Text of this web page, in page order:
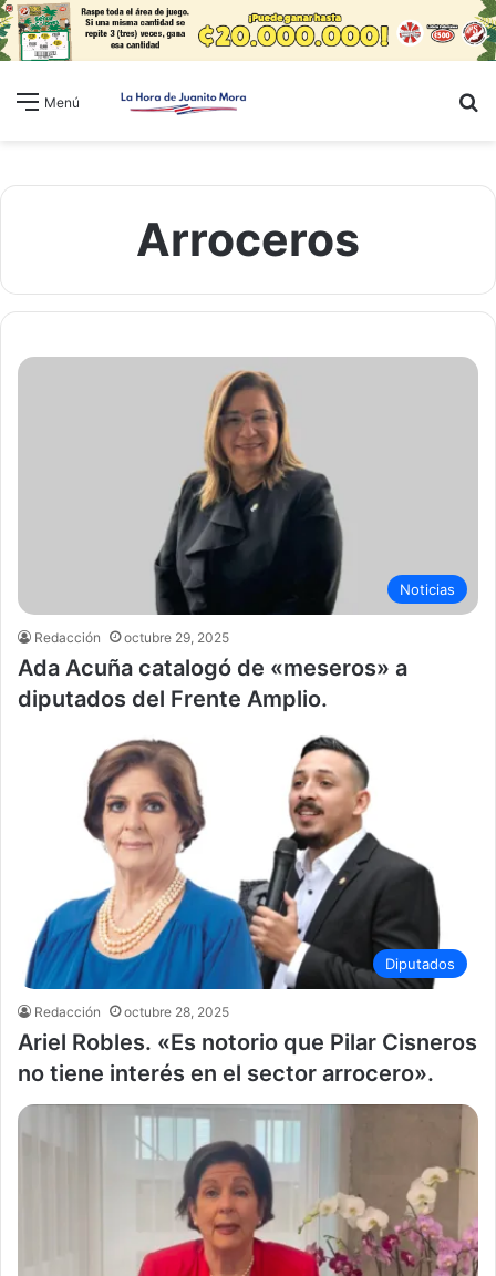
Menú
Arroceros
Noticias
Redacción octubre 29, 2025
Ada Acuña catalogó de «meseros» a
diputados del Frente Amplio.
Diputados
Redacción octubre 28, 2025
Ariel Robles. «Es notorio que Pilar Cisneros
no tiene interés en el sector arrocero».